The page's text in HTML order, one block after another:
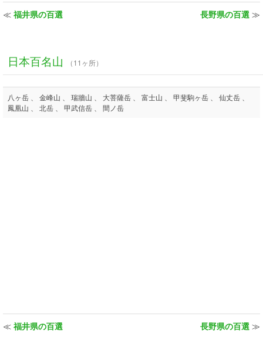
≪ 福井県の百選 長野県の百選 ≫
日本百名山 （11ヶ所）
八ヶ岳 、 金峰山 、 瑞牆山 、 大菩薩岳 、 富士山 、 甲斐駒ヶ岳 、 仙丈岳 、
鳳凰山 、 北岳 、 甲武信岳 、 間ノ岳
≪ 福井県の百選 長野県の百選 ≫